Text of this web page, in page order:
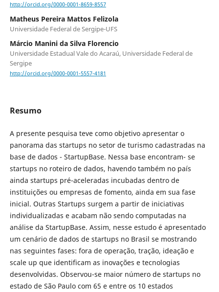
http://orcid.org/0000-0001-8659-8557
Matheus Pereira Mattos Felizola
Universidade Federal de Sergipe-UFS
Márcio Manini da Silva Florencio
Universidade Estadual Vale do Acaraú, Universidade Federal de
Sergipe
http://orcid.org/0000-0001-5557-4181
Resumo
A presente pesquisa teve como objetivo apresentar o
panorama das startups no setor de turismo cadastradas na
base de dados - StartupBase. Nessa base encontram- se
startups no roteiro de dados, havendo também no país
ainda startups pré-aceleradas incubadas dentro de
instituições ou empresas de fomento, ainda em sua fase
inicial. Outras Startups surgem a partir de iniciativas
individualizadas e acabam não sendo computadas na
análise da StartupBase. Assim, nesse estudo é apresentado
um cenário de dados de startups no Brasil se mostrando
nas seguintes fases: fora de operação, tração, ideação e
scale up que identificam as inovações e tecnologias
desenvolvidas. Observou-se maior número de startups no
estado de São Paulo com 65 e entre os 10 estados